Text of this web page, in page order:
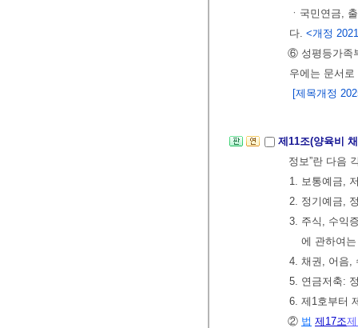
ㆍ국민연금,
다. <개정
⑥ 성평등가족
우에는 문서
[제목개정
제11조(양육비
정보”란 다음
1. 보통예금,
2. 정기예금,
3. 주식, 수익
에 관하여
4. 채권, 어음,
5. 연금저축:
6. 제1호부터
② 법 제17조